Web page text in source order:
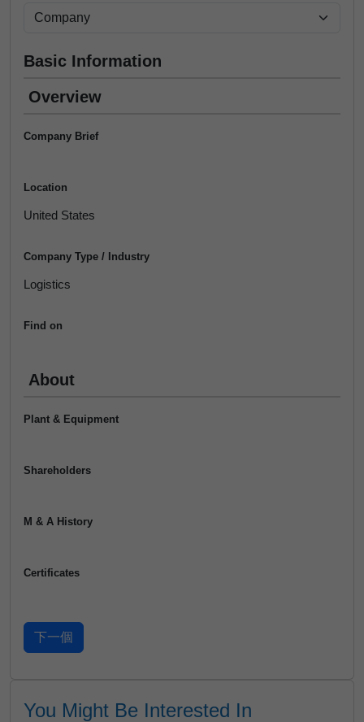
Basic Information
Overview
Company Brief
Location
United States
Company Type / Industry
Logistics
Find on
About
Plant & Equipment
Shareholders
M & A History
Certificates
You Might Be Interested In